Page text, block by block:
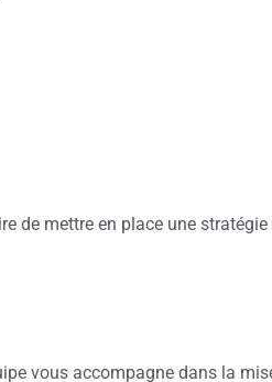
de mettre en place une
vous accompagne dans la